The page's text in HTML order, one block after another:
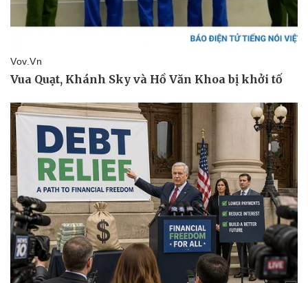
Lịch thi đấu bóng đá
Thế giới thể thao
Xe máy
Tư vấn